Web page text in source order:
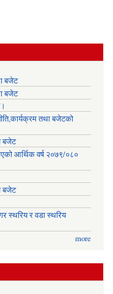
बजेट
बजेट
तथा बजेटको
बजेट
आर्थिक वर्ष २०७९/०८०
बजेट
स्थरिय र वडा स्थरिय
more